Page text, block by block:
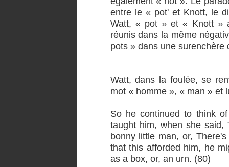
entre le « pot' et Knott, le
Watt, « pot » et « Knott »
réunis dans la même
pots » dans une
Watt, dans la foulée, se
mot « homme », « man » et
So he continued to think
taught him, when she
bonny little man, or,
that this afforded him, he
as a box, or, an urn. (80)